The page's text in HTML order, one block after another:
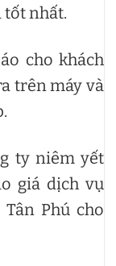
tốt nhất.
cho khách
trên máy và
ty niêm yết
giá dịch vụ
Phú cho